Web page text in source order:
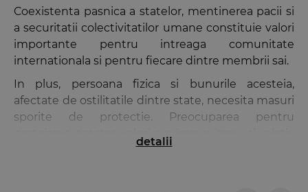
Coexistenta pasnica a statelor, mentinerea pacii si
a securitatii colectivitatilor umane constituie valori
importante pentru intreaga comunitate
internationala si pentru fiecare dintre membrii sai.
In plus, persoana fizica si bunurile acesteia,
afectate de ostilitatile dintre state, necesita masuri
sporite de protectie. Preocuparea pentru
protejarea acestor valori s-a impus greu si relativ
tarziu, sub forma unor reguli juridice care sa creeze
detalii